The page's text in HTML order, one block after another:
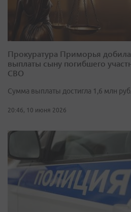
Прокуратура Приморья
выплаты сыну погибшего
СВО
Сумма выплаты достигла 1,6 млн
20:46, 10 июня 2026